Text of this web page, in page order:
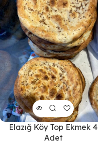
1 ürün
Elazığ Köy Top Ekmek 4
Adet